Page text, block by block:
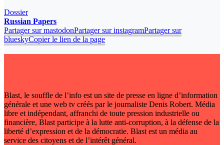
Dossier
Russian Papers
Partager sur mastodonPartager sur instagramPartager sur
blueskyCopier le lien de la page
Blast, le souffle de l’info est un site de presse en ligne d’information
générale et une web tv créés par le journaliste Denis Robert. Média
libre et indépendant, affranchi de toute pression industrielle ou
financière, Blast participe à la lutte anti-corruption, à la défense de la
liberté d’expression et de la démocratie. Blast est un média au
service des citoyens et de l’intérêt général.